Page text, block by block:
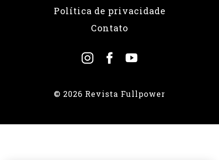
Política de privacidade
Contato
© 2026 Revista Fullpower